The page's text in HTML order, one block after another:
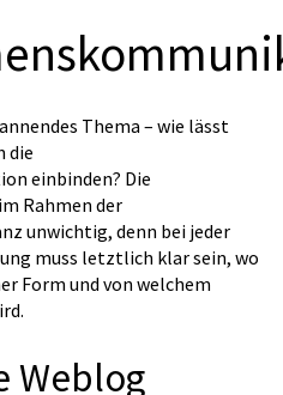
Thema – wie lässt
die
einbinden? Die
Rahmen der
unwichtig, denn bei jeder
muss letztlich klar sein, wo
Form und von welchem
Weblog